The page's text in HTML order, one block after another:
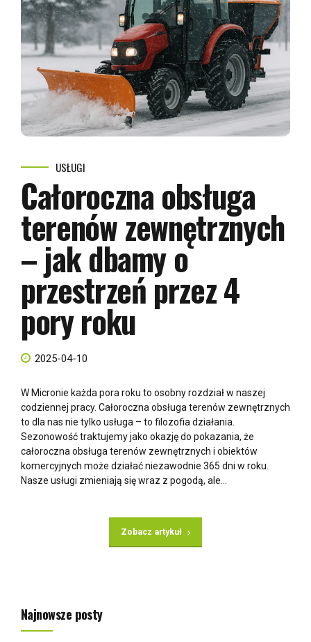
USŁUGI
Całoroczna obsługa
terenów zewnętrznych
– jak dbamy o
przestrzeń przez 4
pory roku
2025-04-10
W Micronie każda pora roku to osobny rozdział w naszej
codziennej pracy. Całoroczna obsługa terenów zewnętrznych
to dla nas nie tylko usługa – to filozofia działania.
Sezonowość traktujemy jako okazję do pokazania, że
całoroczna obsługa terenów zewnętrznych i obiektów
komercyjnych może działać niezawodnie 365 dni w roku.
Nasze usługi zmieniają się wraz z pogodą, ale...
Zobacz artykuł
Najnowsze posty